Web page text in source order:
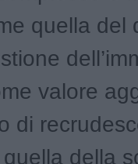
quella del
valore
di
della